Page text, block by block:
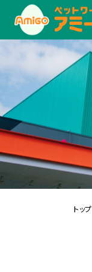
トップ